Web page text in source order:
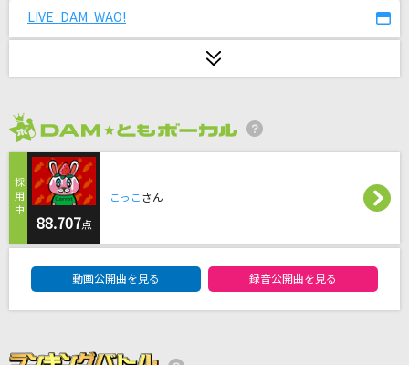
[プロオケ]I LOVE YOU
[生音]愛の終着駅
40mP feat.初音ミク
サンフラワー
[生音]今宵の月のように
エレファントカシマシ
生きもの
LIVE DAM WAO!
88.707点
こっこ さん
動画公開曲を見る 録音公開曲を見る